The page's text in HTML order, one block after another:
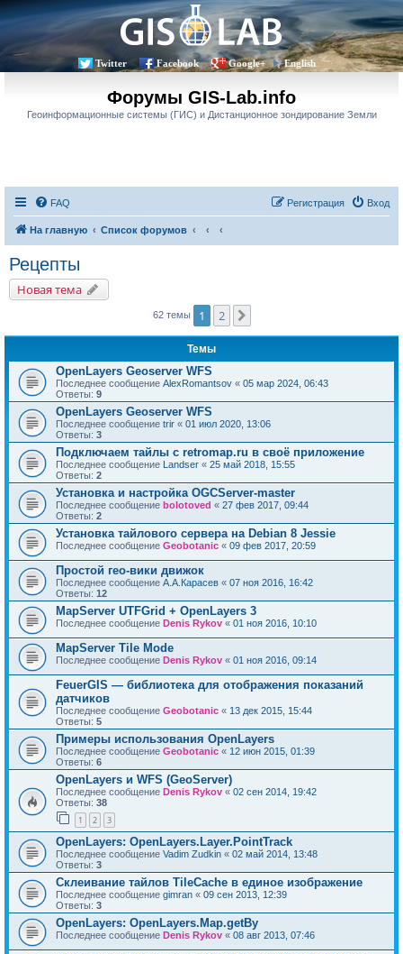
Twitter Facebook Google+ English
Форумы GIS-Lab.info
Геоинформационные системы (ГИС) и Дистанционное зондирование Земли
FAQ Вход
Регистрация
На главную Список форумов
Рецепты
Новая тема
62 темы 1 2
Темы
OpenLayers Geoserver WFS
Последнее сообщение AlexRomantsov « 05 мар 2024, 06:43
Ответы: 9
OpenLayers Geoserver WFS
Последнее сообщение trir « 01 июл 2020, 13:06
Ответы: 3
Подключаем тайлы с retromap.ru в своё приложение
Последнее сообщение Landser « 25 май 2018, 15:55
Ответы: 2
Установка и настройка OGCServer-master
Последнее сообщение bolotoved « 27 фев 2017, 09:44
Ответы: 2
Установка тайлового сервера на Debian 8 Jessie
Последнее сообщение Geobotanic « 09 фев 2017, 20:59
Простой гео-вики движок
Последнее сообщение А.А.Карасев « 07 ноя 2016, 16:42
Ответы: 12
MapServer UTFGrid + OpenLayers 3
Последнее сообщение Denis Rykov « 01 ноя 2016, 10:10
MapServer Tile Mode
Последнее сообщение Denis Rykov « 01 ноя 2016, 09:14
FeuerGIS — библиотека для отображения показаний
датчиков
Последнее сообщение Geobotanic « 13 дек 2015, 15:44
Ответы: 5
Примеры использования OpenLayers
Последнее сообщение Geobotanic « 12 июн 2015, 01:39
Ответы: 6
OpenLayers и WFS (GeoServer)
Последнее сообщение Denis Rykov « 02 сен 2014, 19:42
Ответы: 38
1 2 3
OpenLayers: OpenLayers.Layer.PointTrack
Последнее сообщение Vadim Zudkin « 02 май 2014, 13:48
Ответы: 3
Склеивание тайлов TileCache в единое изображение
Последнее сообщение gimran « 09 сен 2013, 12:39
Ответы: 3
OpenLayers: OpenLayers.Map.getBy
Последнее сообщение Denis Rykov « 08 авг 2013, 07:46